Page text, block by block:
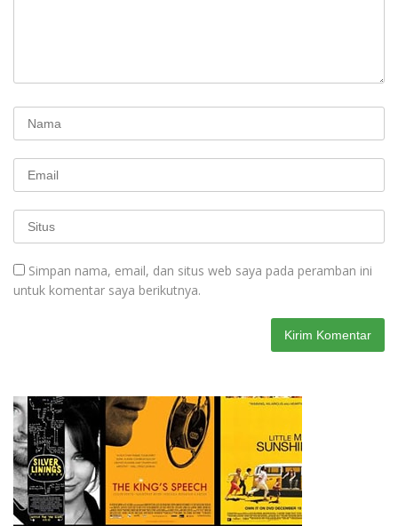
Simpan nama, email, dan situs web saya pada peramban ini
untuk komentar saya berikutnya.